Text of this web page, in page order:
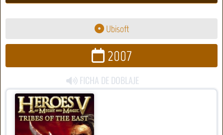
Ubisoft
2007
FICHA DE DOBLAJE